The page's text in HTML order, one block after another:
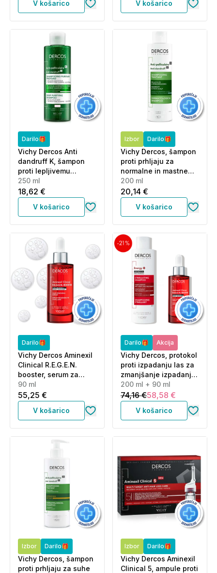
V košarico
V košarico
Darilo🎁
Vichy Dercos Anti
dandruff K, šampon
proti lepljivemu
prhljaju in sebumu
(250 ml)
250 ml
18,62 €
V košarico
Izbor Darilo🎁
Vichy Dercos, šampon
proti prhljaju za
normalne in mastne
lase (200 ml)
200 ml
20,14 €
V košarico
Darilo🎁
Vichy Dercos Aminexil
Clinical R.E.G.E.N.
booster, serum za
obnovo las (90 ml)
90 ml
55,25 €
V košarico
Darilo🎁 Akcija
Vichy Dercos, protokol
proti izpadanju las za
zmanjšanje izpadanja
las in spodbujanje
rasti obstoječih las
(200 ml + 90 ml)
200 ml + 90 ml
74,16 €58,58 €
V košarico
Izbor Darilo🎁
Vichy Dercos, šampon
proti prhljaju za suhe
Izbor Darilo🎁
Vichy Dercos Aminexil
Clinical 5, ampule proti